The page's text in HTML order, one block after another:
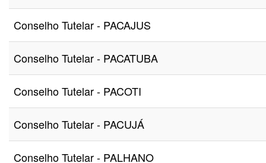
Conselho Tutelar - PACAJUS
Conselho Tutelar - PACATUBA
Conselho Tutelar - PACOTI
Conselho Tutelar - PACUJÁ
Conselho Tutelar - PALHANO